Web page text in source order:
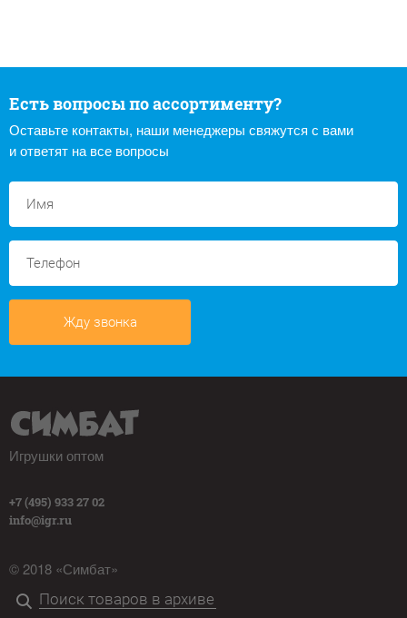
Есть вопросы по ассортименту?
Оставьте контакты, наши менеджеры свяжутся с вами
и ответят на все вопросы
Жду звонка
Игрушки оптом
+7 (495) 933 27 02
info@igr.ru
© 2018 «Симбат»